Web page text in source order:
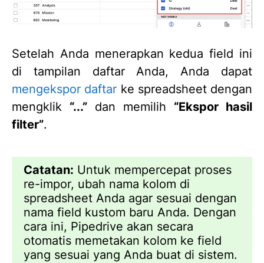
Setelah Anda menerapkan kedua field ini
di tampilan daftar Anda, Anda dapat
mengekspor daftar ke spreadsheet dengan
mengklik “...” dan memilih “Ekspor hasil
filter”.
Catatan: Untuk mempercepat proses
re-impor, ubah nama kolom di
spreadsheet Anda agar sesuai dengan
nama field kustom baru Anda. Dengan
cara ini, Pipedrive akan secara
otomatis memetakan kolom ke field
yang sesuai yang Anda buat di sistem.